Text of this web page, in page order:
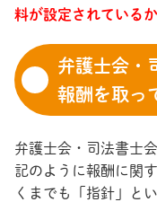
料が設定されているか
弁護士会・
報酬を取っ
弁護士会・司法書士
記のように報酬に関
くまでも「指針」と